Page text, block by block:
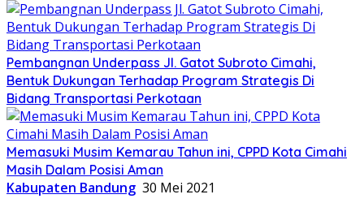
Pembangnan Underpass Jl. Gatot Subroto Cimahi,
Bentuk Dukungan Terhadap Program Strategis Di
Bidang Transportasi Perkotaan
Memasuki Musim Kemarau Tahun ini, CPPD Kota Cimahi
Masih Dalam Posisi Aman
Kabupaten Bandung 30 Mei 2021